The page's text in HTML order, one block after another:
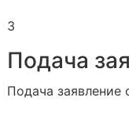
3
Подача
Подача заявление